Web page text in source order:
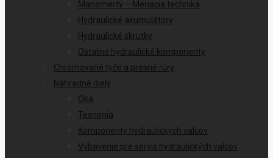
Manomerty – Meriacia technika
Hydraulické akumulátory
Hydraulické skrutky
Ostatné hydraulické komponenty
Chromované tyče a presné rúry
Náhradné diely
Oká
Tesnenia
Komponenty hydraulických valcov
Vybavenie pre servis hydraulických valcov